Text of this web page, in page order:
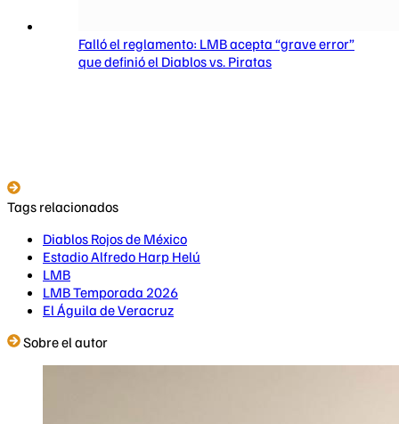
Falló el reglamento: LMB acepta “grave error”
que definió el Diablos vs. Piratas
Tags relacionados
Diablos Rojos de México
Estadio Alfredo Harp Helú
LMB
LMB Temporada 2026
El Águila de Veracruz
Sobre el autor